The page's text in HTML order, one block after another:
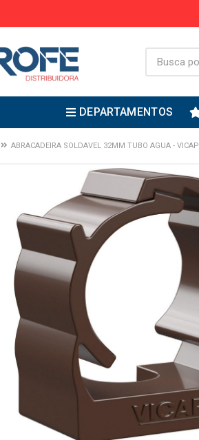
DEPARTAMENTOS
ABRACADEIRA SOLDAVEL 32MM TUBO AGUA - VICAP